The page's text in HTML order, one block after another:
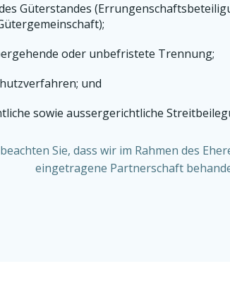
Güterstandes
oder unbefristete Trennung;
und
sowie aussergerichtliche
Sie, dass wir im Rahmen des
eingetragene Partnerschaft